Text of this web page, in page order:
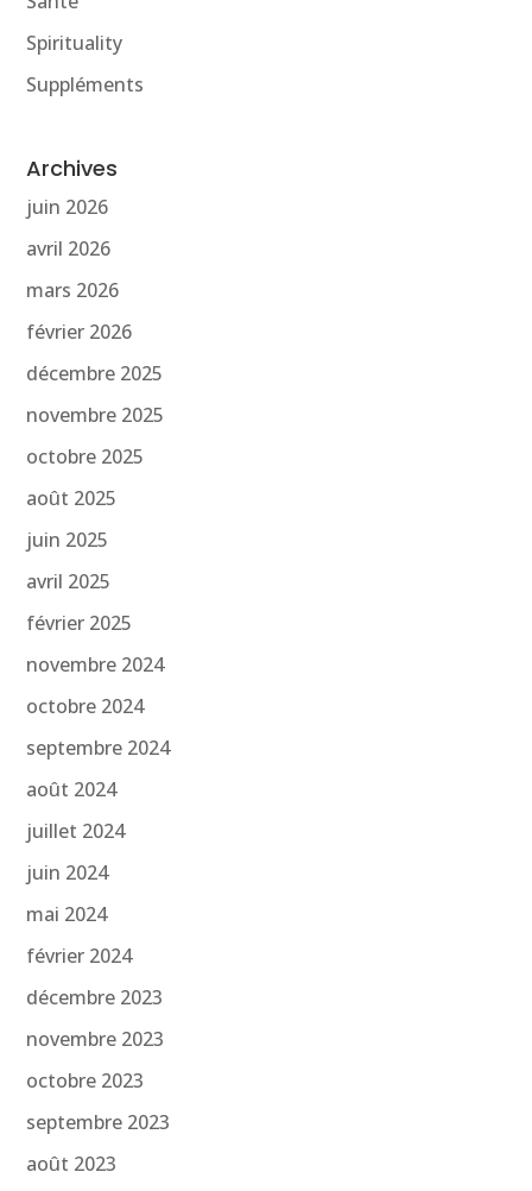
Spirituality
Suppléments
Archives
juin 2026
avril 2026
mars 2026
février 2026
décembre 2025
novembre 2025
octobre 2025
août 2025
juin 2025
avril 2025
février 2025
novembre 2024
octobre 2024
septembre 2024
août 2024
juillet 2024
juin 2024
mai 2024
février 2024
décembre 2023
novembre 2023
octobre 2023
septembre 2023
août 2023